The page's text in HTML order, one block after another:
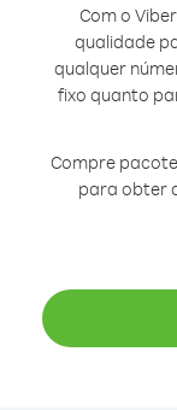
Com o
qualidade
qualquer
fixo quanto
Compre
para obter